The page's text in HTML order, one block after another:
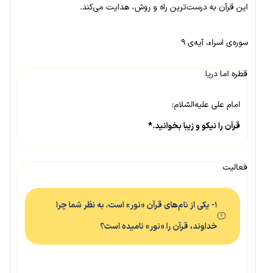
این قرآن به درست‌ترین راه و روش، هدایت می‌کند.
سوره‌ی اسراء، آیه‌ی ۹
قطره اما دریا
امام علی علیه‌السّلام:
قرآن را نیکو و زیبا بخوانید.*
فعالیت
۱- یکی از نام‌های قرآن «نور» است. به نظر شما چرا
خداوند، قرآن را «نور» نامیده است؟